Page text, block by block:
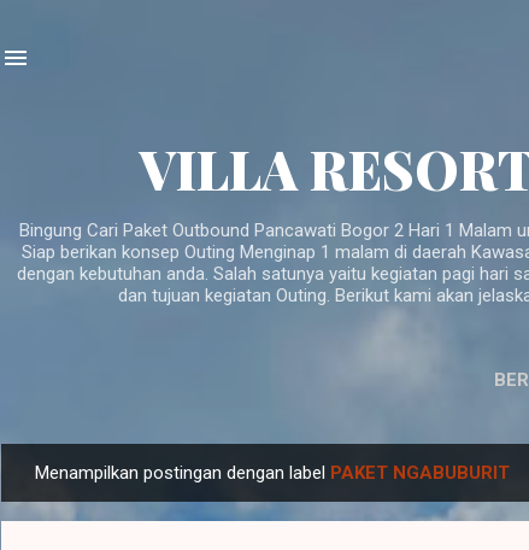
VILLA
Bingung Cari Paket Outbound Pancawati Bogor 2 Hari 1 Malam
Siap berikan konsep Outing Menginap 1 malam di daerah
dengan kebutuhan anda. Salah satunya yaitu kegiatan pagi hari
dan tujuan kegiatan Outing. Berikut kami akan
s
Menampilkan postingan dengan label PAKET NGABUBURIT